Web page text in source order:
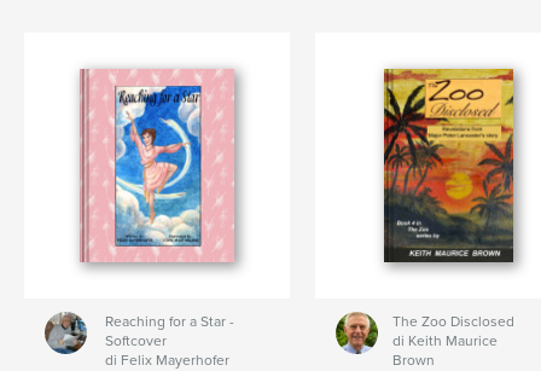
Reaching for a Star -
Softcover
di Felix Mayerhofer
The Zoo Disclosed
di Keith Maurice
Brown